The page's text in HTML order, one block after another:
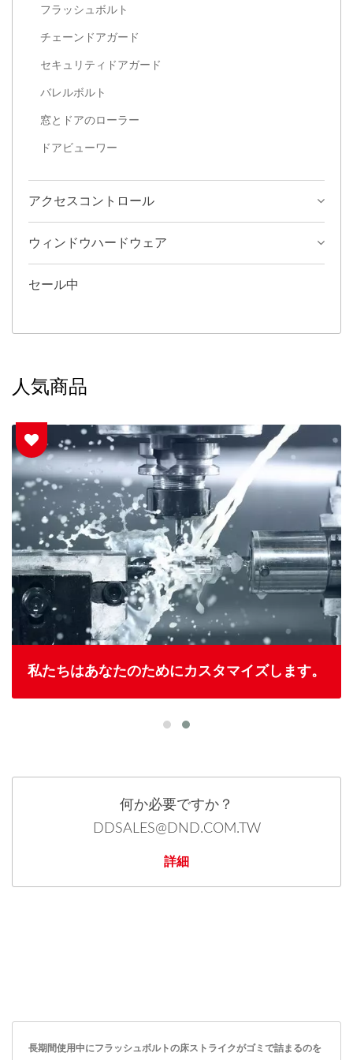
フラッシュボルト
チェーンドアガード
セキュリティドアガード
バレルボルト
窓とドアのローラー
ドアビューワー
アクセスコントロール
ウィンドウハードウェア
セール中
人気商品
私たちはあなたのためにカスタマイズします。
何か必要ですか？
DDSALES@DND.COM.TW
詳細
長期間使用中にフラッシュボルトの床ストライクがゴミで詰まるのを